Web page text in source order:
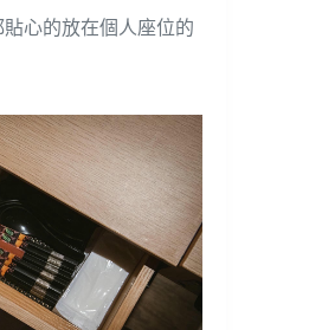
心的放在個人座位的